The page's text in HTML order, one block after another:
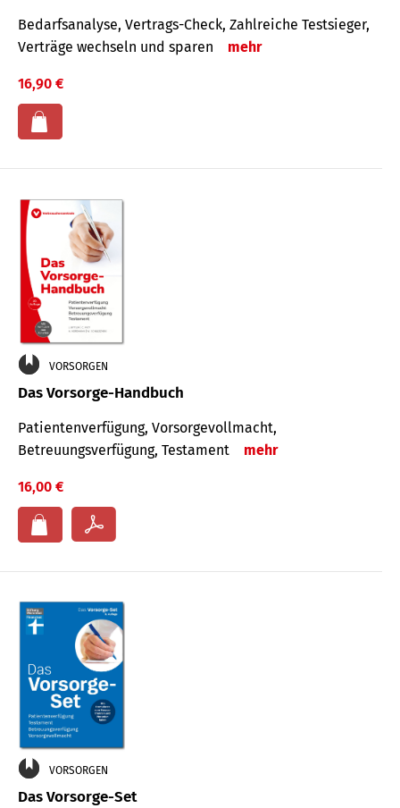
Bedarfsanalyse, Vertrags-Check, Zahlreiche Testsieger,
Verträge wechseln und sparen
mehr
16,90 €
VORSORGEN
Das Vorsorge-Handbuch
Patientenverfügung, Vorsorgevollmacht,
Betreuungsverfügung, Testament
mehr
16,00 €
VORSORGEN
Das Vorsorge-Set